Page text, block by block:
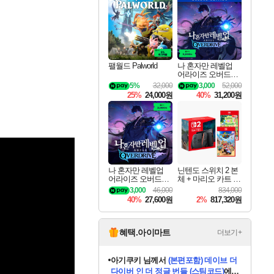
최대 90% 할인가를 만나보세요!
네이버혜택과 함께 만나보세요!
네이버 혜택가와 함께 예약하세요!
할인&네이버혜택으로 만나보세요!
네이버페이 혜택과 만나보세요!
40주년 프로모션으로 만나보세요!
네이버 포인트 혜택까지!
할인가에 만나보세요!
일부 에디션 상시 할인!
혜택으로 예약 판매 중
편안하게 충전하세요
팰월드 Palworld
32,000
5%
25% 24,000원
나 혼자만 레벨업
어라이즈 오버드라
이브 디럭스 에디션
Solo Leveling Arise
Overdrive Deluxe Edi
52,000
3,000
40% 31,200원
나 혼자만 레벨업
어라이즈 오버드라
이브 Solo Leveling A
rise
46,000
3,000
40% 27,600원
닌텐도 스위치 2 본
체 + 마리오 카트 월
드 + 포켓몬 포코피
아 번들
834,000
2% 817,320원
혜택.아이마트 더보기+
eksxo님께서 디스코 엘리시움 최종판
(스팀코드) 에 당첨되셨습니다.